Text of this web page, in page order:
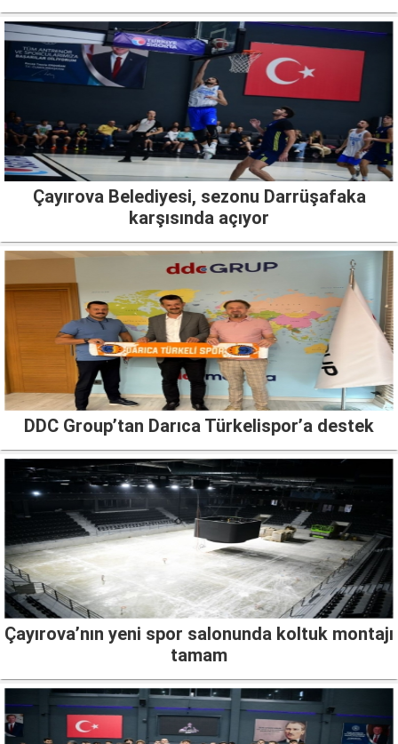
Çayırova Belediyesi, sezonu Darrüşafaka
karşısında açıyor
DDC Group’tan Darıca Türkelispor’a destek
Çayırova’nın yeni spor salonunda koltuk montajı
tamam